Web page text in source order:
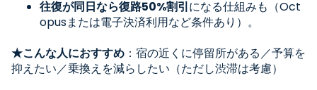
往復が同日なら復路50%割引になる仕組みも（Oct
opusまたは電子決済利用など条件あり）。
★こんな人におすすめ ：宿の近くに停留所がある／予算を
抑えたい／乗換えを減らしたい（ただし渋滞は考慮）